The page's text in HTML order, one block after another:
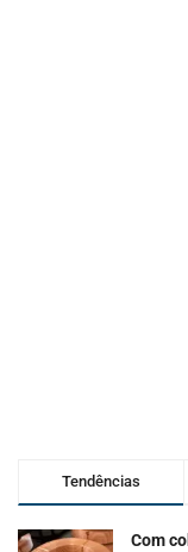
Tendências
Com